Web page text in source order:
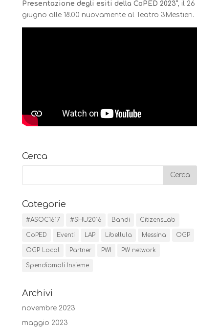
Presentazione degli esiti della CoPED 2023”, il 26
giugno alle 18.00 nuovamente al Teatro 3Mestieri.
Cerca
Categorie
#ASOC1617 #SHU2016 Bandi CitizensLab
CoPED Eventi LAP Libellula Messina OGP
OGP Local Partner PWI PW network
Spendiamoli Insieme
Archivi
novembre 2023
maggio 2023